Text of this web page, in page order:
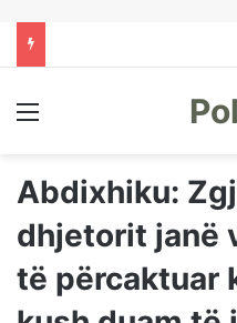
Menu
Abdixhiku:
dhjetorit janë
të përcaktuar